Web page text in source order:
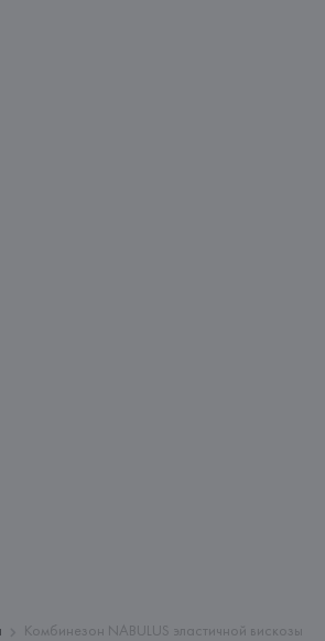
Комбинезон NABULUS эластичной вискозы